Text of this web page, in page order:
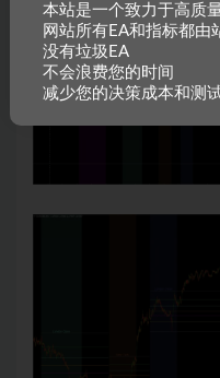
本站是一个致力于高质
网站所有EA和指标都由
没有垃圾EA
不会浪费您的时间
减少您的决策成本和测